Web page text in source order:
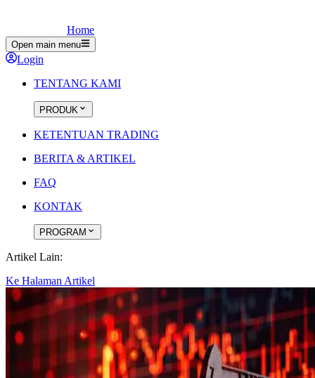
Home
Open main menu
Login
TENTANG KAMI
PRODUK
KETENTUAN TRADING
BERITA & ARTIKEL
FAQ
KONTAK
PROGRAM
Artikel Lain:
Ke Halaman Artikel